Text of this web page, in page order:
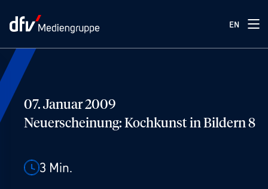
EN
07. Januar 2009
Neuerscheinung: Kochkunst in Bildern 8
3 Min.